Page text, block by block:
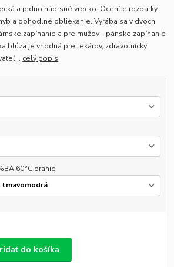
a jedno náprsné vrecko. Oceníte rozparky
a pohodlné obliekanie. Vyrába sa v dvoch
zapínanie a pre mužov - pánske zapínanie
blúza je vhodná pre lekárov, zdravotnícky
celý popis
60°C pranie
do košíka